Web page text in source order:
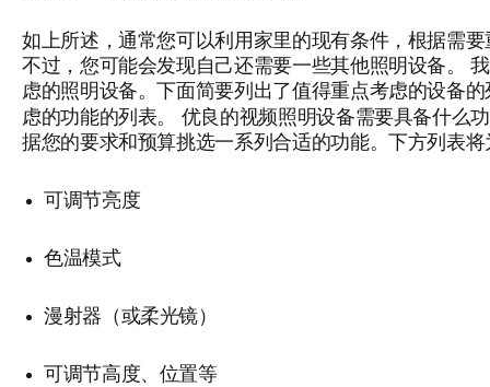
如上所述，通常您可以利用家里的现有条件，根据需
不过，您可能会发现自己还需要一些其他照明设备。
虑的照明设备。下面简要列出了值得重点考虑的设备
虑的功能的列表。 优良的视频照明设备需要具备什么
据您的要求和预算挑选一系列合适的功能。下方列表
可调节亮度
色温模式
漫射器（或柔光镜）
可调节高度、位置等